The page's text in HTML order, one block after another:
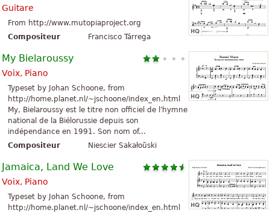
Guitare
From http://www.mutopiaproject.org
Compositeur
Francisco Tárrega
My Bielaroussy
Voix, Piano
Typeset by Johan Schoone, from
http://home.planet.nl/~jschoone/index_en.html
My, Bielaroussy est le titre non officiel de l'hymne
national de la Biélorussie depuis son
indépendance en 1991. Son nom of...
Compositeur
Niescier Sakałoŭski
Jamaica, Land We Love
Voix, Piano
Typeset by Johan Schoone, from
http://home.planet.nl/~jschoone/index_en.html